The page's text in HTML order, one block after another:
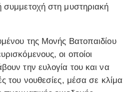
στη μυστηριακή
της Μονής Βατοπαιδίου
οι οποίοι
την ευλογία του και να
του νουθεσίες, μέσα σε κλίμα